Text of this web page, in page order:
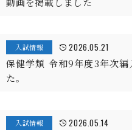
入試情報 2026.05.21
保健学類 令和9年度3年次
た。
入試情報 2026.05.14